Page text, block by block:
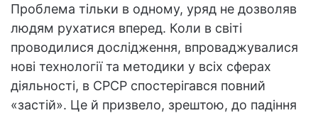
Проблема тільки в одному, уряд не дозволяв
людям рухатися вперед. Коли в світі
проводилися дослідження, впроваджувалися
нові технології та методики у всіх сферах
діяльності, в СРСР спостерігався повний
«застій». Це й призвело, зрештою, до падіння